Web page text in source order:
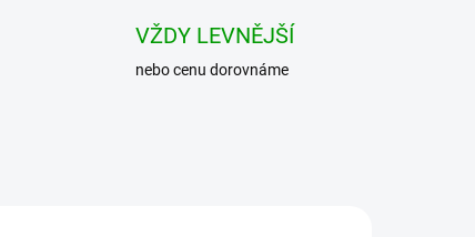
VŽDY LEVNĚJŠÍ
nebo cenu dorovnáme